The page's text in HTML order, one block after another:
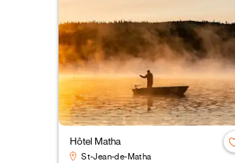
Hôtel Matha
St-Jean-de-Matha